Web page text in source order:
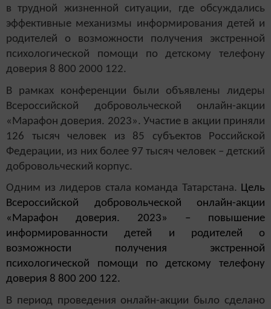
в трудной жизненной ситуации, где обсуждались
эффективные механизмы информирования детей и
родителей о возможности получения экстренной
психологической помощи по детскому телефону
доверия 8 800 2000 122.
В рамках конференции были объявлены лидеры
Всероссийской добровольческой онлайн-акции
«Марафон доверия. 2023». Участие в акции приняли
126 тысяч человек из 85 субъектов Российской
Федерации, из них более 97 тысяч человек – детский
добровольческий корпус.
Одним из лидеров стала команда Татарстана. Цель
Всероссийской добровольческой онлайн-акции
«Марафон доверия. 2023» – повышение
информированности детей и родителей о
возможности получения экстренной
психологической помощи по детскому телефону
доверия 8 800 200 122.
В период проведения онлайн-акции было сделано